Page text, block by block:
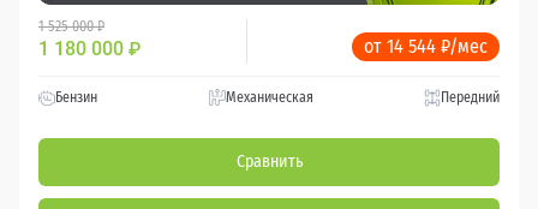
1 525 000 ₽
1 180 000 ₽ от 14 544 ₽/мес
Бензин Механическая Передний
Сравнить